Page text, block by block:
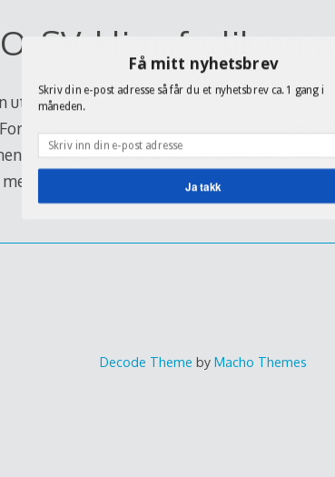
SV, klimaforlik og
uttaler LO-leder Roar Flåthen at
alle som er opptatt av miljø er det meget,
i Norge velger å si nei, til tross for et
Decode Theme by Macho Themes
Få mitt nyhetsbrev
Skriv din e-post adresse så får du et nyhetsbrev ca. 1 gang i
måneden.
Ja takk